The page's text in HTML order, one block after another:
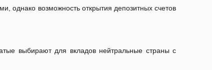
однако возможность открытия депозитных счетов
выбирают для вкладов нейтральные страны с